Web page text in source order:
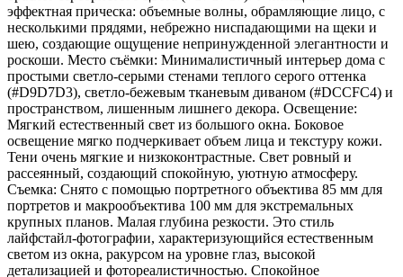
эффектная прическа: объемные волны, обрамляющие лицо, с
несколькими прядями, небрежно ниспадающими на щеки и
шею, создающие ощущение непринужденной элегантности и
роскоши. Место съёмки: Минималистичный интерьер дома с
простыми светло-серыми стенами теплого серого оттенка
(#D9D7D3), светло-бежевым тканевым диваном (#DCCFC4) и
пространством, лишенным лишнего декора. Освещение:
Мягкий естественный свет из большого окна. Боковое
освещение мягко подчеркивает объем лица и текстуру кожи.
Тени очень мягкие и низкоконтрастные. Свет ровный и
рассеянный, создающий спокойную, уютную атмосферу.
Съемка: Снято с помощью портретного объектива 85 мм для
портретов и макрообъектива 100 мм для экстремальных
крупных планов. Малая глубина резкости. Это стиль
лайфстайл-фотографии, характеризующийся естественным
светом из окна, ракурсом на уровне глаз, высокой
детализацией и фотореалистичностью. Спокойное